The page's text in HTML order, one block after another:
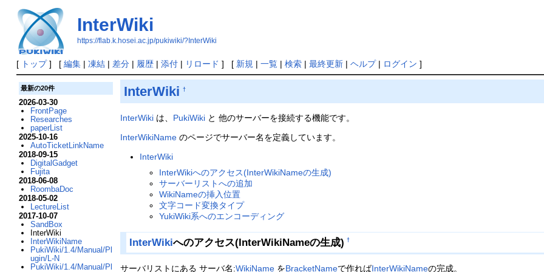
InterWiki
https://flab.k.hosei.ac.jp/pukiwiki/?InterWiki
[ トップ] [ 編集| 凍結| 差分| 履歴| 添付| リロード ] [ 新規 | 一覧| 検索| 最終更新| ヘルプ| ログイン ]
InterWiki †
InterWikiは、 PukiWikiと 他のサーバーを接続する機能です。
InterWikiNameのページでサーバー名を定義しています。
InterWiki
InterWikiへのアクセス(InterWikiNameの生成)
サーバーリストへの追加
WikiNameの挿入位置
文字コード変換タイプ
YukiWiki系へのエンコーディング
InterWikiへのアクセス(InterWikiNameの生成) †
サーバリストにある サーバ名:WikiNameをBracketNameで作ればInterWikiNameの完成。
最新の20件
2026-03-30
FrontPage
Researches
paperList
2025-10-16
AutoTicketLinkName
2018-09-15
DigitalGadget
Fujita
2018-06-08
RoombaDoc
2018-05-02
LectureList
2017-10-07
SandBox
InterWiki
InterWikiName
PukiWiki/1.4/Manual/Pl
ugin/L-N
PukiWiki/1.4/Manual/Pl